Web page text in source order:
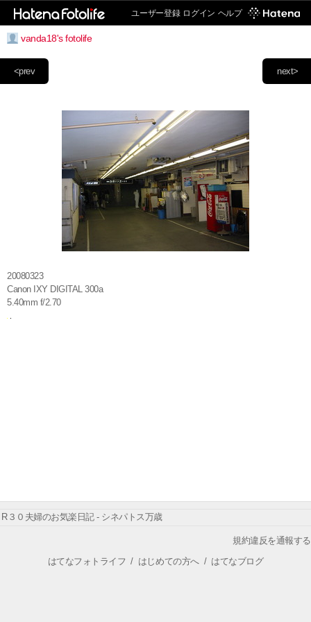
ユーザー登録 ログイン ヘルプ
vanda18's fotolife
next>
<prev
20080323
Canon IXY DIGITAL 300a
5.40mm f/2.70
R３０夫婦のお気楽日記 - シネパトス万歳
規約違反を通報する
はてなフォトライフ / はじめての方へ/ はてなブログ